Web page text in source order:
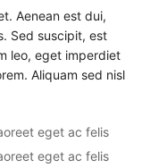
Aenean est dui,
Sed suscipit, est
leo, eget imperdiet
Aliquam sed nisl
eget ac felis
eget ac felis